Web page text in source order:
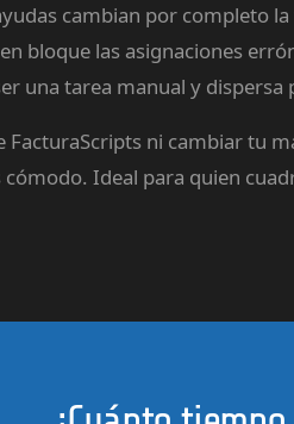
cambian por completo
bloque las asignaciones
una tarea manual y
FacturaScripts ni cambiar tu
Ideal para quien